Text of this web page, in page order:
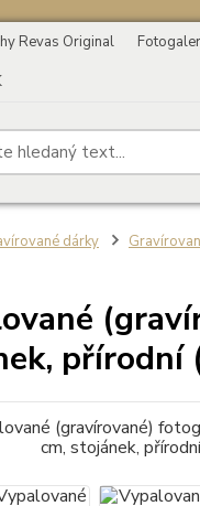
Revas Original
dárky
přírodní